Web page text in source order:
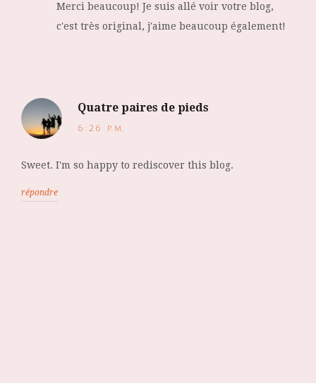
Merci beaucoup! Je suis allé voir votre blog,
c'est très original, j'aime beaucoup également!
Quatre paires de pieds
6:26 p.m.
Sweet. I'm so happy to rediscover this blog.
répondre